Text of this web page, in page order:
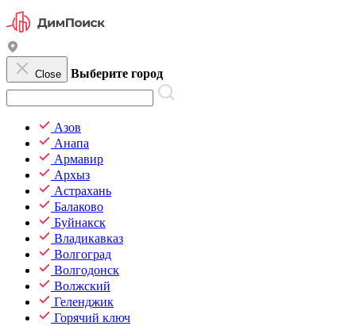
Close Выберите город
Азов
Анапа
Армавир
Архыз
Астрахань
Балаково
Буйнакск
Владикавказ
Волгоград
Волгодонск
Волжский
Геленджик
Горячий ключ